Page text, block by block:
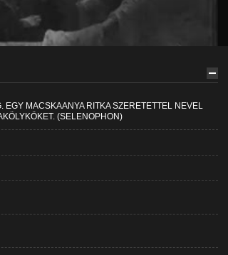
EGY MACSKAANYA RITKA SZERETETTEL NEVEL
(SELENOPHON)